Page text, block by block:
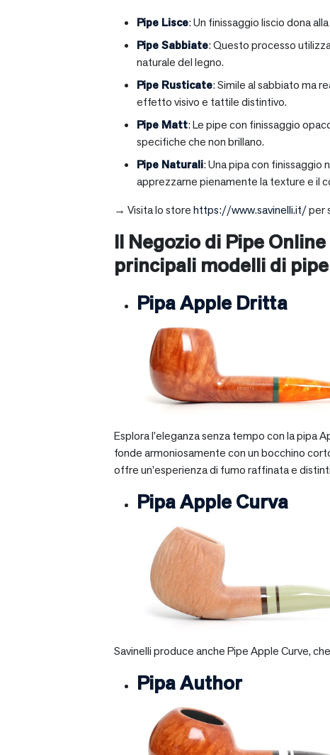
Pipe Lisce: Un finissaggio liscio dona
Pipe Sabbiate: Questo processo
naturale del legno.
Pipe Rusticate: Simile al sabbiato ma
effetto visivo e tattile distintivo.
Pipe Matt: Le pipe con finissaggio
specifiche che non brillano.
Pipe Naturali: Una pipa con finissaggio
apprezzarne pienamente la texture e il
→ Visita lo storehttps://www.savinelli.it/per
Il Negozio di Pipe
principali modelli di
Pipa Apple Dritta
Esplora l’eleganza senza tempo con la pipa
fonde armoniosamente con un bocchino
offre un’esperienza di fumo raffinata e
Pipa Apple Curva
Savinelli produce anche Pipe Apple Curve,
Pipa Author